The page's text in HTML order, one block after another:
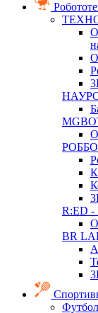
РОББО
R:ED -
BR
Футбол